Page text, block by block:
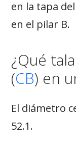
en la tapa
en el pilar B.
¿Qué
(CB) en
El diámetro
52.1.